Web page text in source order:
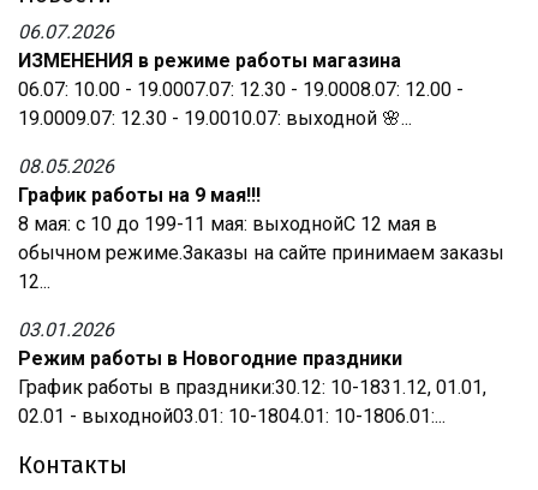
06.07.2026
ИЗМЕНЕНИЯ в режиме работы магазина
06.07: 10.00 - 19.0007.07: 12.30 - 19.0008.07: 12.00 -
19.0009.07: 12.30 - 19.0010.07: выходной 🌸...
08.05.2026
График работы на 9 мая!!!
8 мая: с 10 до 199-11 мая: выходнойС 12 мая в
обычном режиме.Заказы на сайте принимаем заказы
12...
03.01.2026
Режим работы в Новогодние праздники
График работы в праздники:30.12: 10-1831.12, 01.01,
02.01 - выходной03.01: 10-1804.01: 10-1806.01:...
Контакты